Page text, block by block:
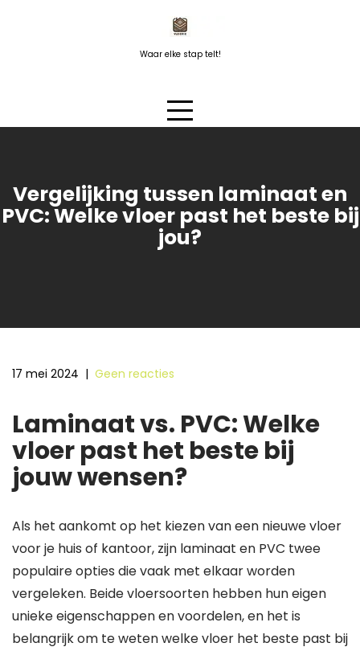
Waar elke stap telt!
Vergelijking tussen laminaat en
PVC: Welke vloer past het beste bij
jou?
17 mei 2024 | Geen reacties
Laminaat vs. PVC: Welke
vloer past het beste bij
jouw wensen?
Als het aankomt op het kiezen van een nieuwe vloer
voor je huis of kantoor, zijn laminaat en PVC twee
populaire opties die vaak met elkaar worden
vergeleken. Beide vloersoorten hebben hun eigen
unieke eigenschappen en voordelen, en het is
belangrijk om te weten welke vloer het beste past bij